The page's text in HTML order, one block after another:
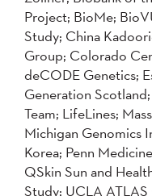
Project; BioMe;
Study; China
Group; Colorado
deCODE Genetics;
Generation
Team; LifeLines;
Michigan Genomics
Korea; Penn
QSkin Sun and
Study; UCLA